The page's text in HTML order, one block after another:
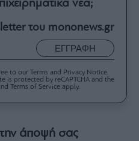
νέα;
του mononews.gr
ΕΓΓΡΑΦΗ
to our Terms and Privacy Notice.
is protected by reCAPTCHA and the
Terms of Service apply.
άποψή σας